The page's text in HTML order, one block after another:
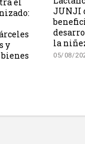
y
JUNJI
la
05/08/